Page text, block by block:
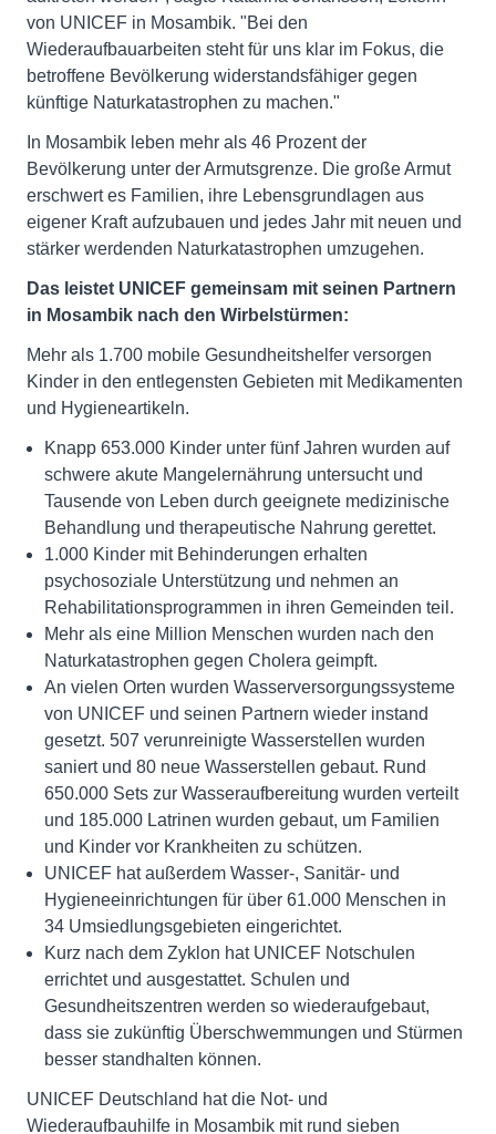
von UNICEF in Mosambik. "Bei den
Wiederaufbauarbeiten steht für uns klar im Fokus, die
betroffene Bevölkerung widerstandsfähiger gegen
künftige Naturkatastrophen zu machen."
In Mosambik leben mehr als 46 Prozent der
Bevölkerung unter der Armutsgrenze. Die große Armut
erschwert es Familien, ihre Lebensgrundlagen aus
eigener Kraft aufzubauen und jedes Jahr mit neuen und
stärker werdenden Naturkatastrophen umzugehen.
Das leistet UNICEF gemeinsam mit seinen Partnern
in Mosambik nach den Wirbelstürmen:
Mehr als 1.700 mobile Gesundheitshelfer versorgen
Kinder in den entlegensten Gebieten mit Medikamenten
und Hygieneartikeln.
Knapp 653.000 Kinder unter fünf Jahren wurden auf
schwere akute Mangelernährung untersucht und
Tausende von Leben durch geeignete medizinische
Behandlung und therapeutische Nahrung gerettet.
1.000 Kinder mit Behinderungen erhalten
psychosoziale Unterstützung und nehmen an
Rehabilitationsprogrammen in ihren Gemeinden teil.
Mehr als eine Million Menschen wurden nach den
Naturkatastrophen gegen Cholera geimpft.
An vielen Orten wurden Wasserversorgungssysteme
von UNICEF und seinen Partnern wieder instand
gesetzt. 507 verunreinigte Wasserstellen wurden
saniert und 80 neue Wasserstellen gebaut. Rund
650.000 Sets zur Wasseraufbereitung wurden verteilt
und 185.000 Latrinen wurden gebaut, um Familien
und Kinder vor Krankheiten zu schützen.
UNICEF hat außerdem Wasser-, Sanitär- und
Hygieneeinrichtungen für über 61.000 Menschen in
34 Umsiedlungsgebieten eingerichtet.
Kurz nach dem Zyklon hat UNICEF Notschulen
errichtet und ausgestattet. Schulen und
Gesundheitszentren werden so wiederaufgebaut,
dass sie zukünftig Überschwemmungen und Stürmen
besser standhalten können.
UNICEF Deutschland hat die Not- und
Wiederaufbauhilfe in Mosambik mit rund sieben